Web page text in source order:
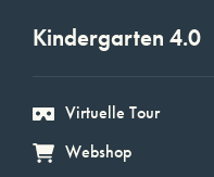
Kindergarten 4.0
Virtuelle Tour
Webshop